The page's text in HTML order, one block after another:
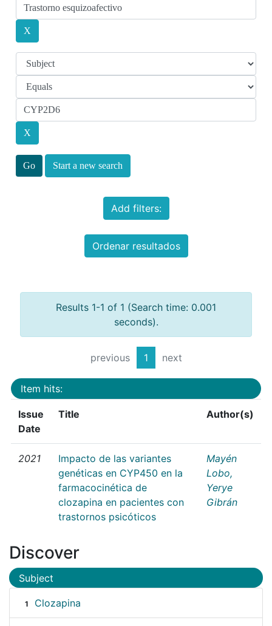
Start a new search
Add filters:
Ordenar resultados
Results 1-1 of 1 (Search time: 0.001
seconds).
previous 1 next
Item hits:
Issue
Date
Title Author(s)
2021
Impacto de las variantes
genéticas en CYP450 en la
farmacocinética de
clozapina en pacientes con
trastornos psicóticos
Mayén
Lobo,
Yerye
Gibrán
Discover
Subject
1 Clozapina